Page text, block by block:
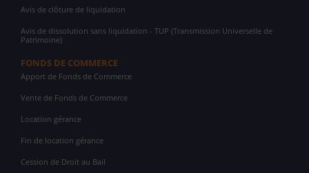
Avis de clôture de liquidation
Avis de dissolution sans liquidation - TUP (Transmission Universelle de
Patrimoine)
FONDS DE COMMERCE
Apport de Fonds de Commerce
Vente de Fonds de Commerce
Location gérance
Fin de location gérance
Cession de Droit au Bail